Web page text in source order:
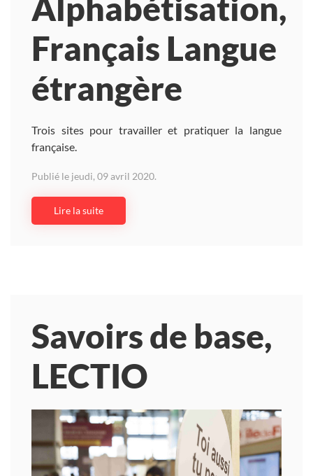
Alphabétisation,
Français Langue
étrangère
Trois sites pour travailler et pratiquer la langue
française.
Publié le jeudi, 09 avril 2020.
Lire la suite
Savoirs de base,
LECTIO